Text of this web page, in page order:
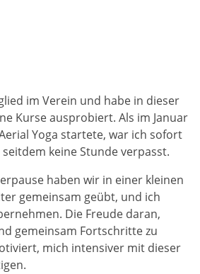
im Verein und habe in dieser
Kurse ausprobiert. Als im Januar
Yoga startete, war ich sofort
keine Stunde verpasst.
haben wir in einer kleinen
gemeinsam geübt, und ich
Die Freude daran,
gemeinsam Fortschritte zu
mich intensiver mit dieser